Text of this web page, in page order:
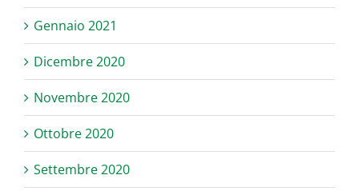
Gennaio 2021
Dicembre 2020
Novembre 2020
Ottobre 2020
Settembre 2020